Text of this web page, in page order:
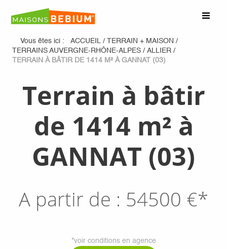
Vous êtes ici : ACCUEIL / TERRAIN + MAISON /
TERRAINS AUVERGNE-RHÔNE-ALPES / ALLIER /
TERRAIN À BÂTIR DE 1414 M² À GANNAT (03)
Terrain à bâtir
de 1414 m² à
GANNAT (03)
A partir de : 54500 €*
*voir conditions en agence